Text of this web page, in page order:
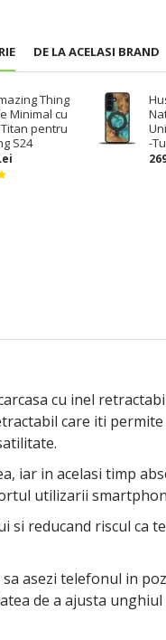
DE LA ACELASI BRAND
Thing
Minimal cu
pentru
S24
-
cu inel
care iti
iar in acelasi timp
utilizarii
reducand riscul ca
asezi telefonul in
de a ajusta